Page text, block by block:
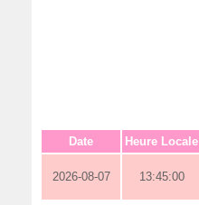
Date Heure Locale
2026-08-07 13:45:00